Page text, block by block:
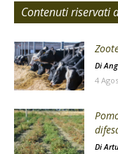
Contenuti riservati
Di
4
Di